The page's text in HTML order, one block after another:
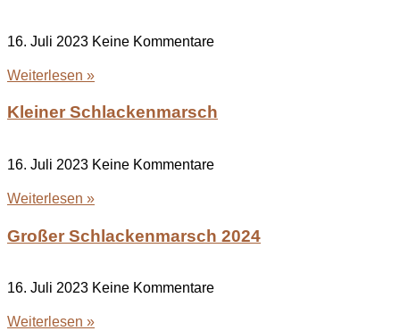
16. Juli 2023 Keine Kommentare
Weiterlesen »
Kleiner Schlackenmarsch
16. Juli 2023 Keine Kommentare
Weiterlesen »
Großer Schlackenmarsch 2024
16. Juli 2023 Keine Kommentare
Weiterlesen »